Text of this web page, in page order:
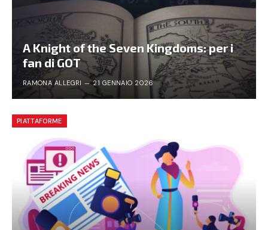
A Knight of the Seven Kingdoms: per i
fan di GOT
RAMONA ALLEGRI 21 GENNAIO 2026
PIATTAFORME